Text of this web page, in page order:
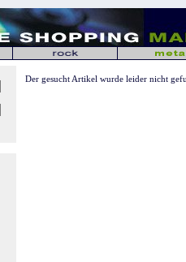
Der gesucht Artikel wurde leider nicht